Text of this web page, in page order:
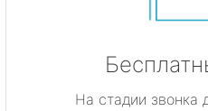
На стадии звонка